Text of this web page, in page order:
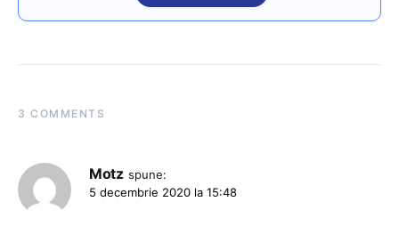
3 COMMENTS
Motz spune:
5 decembrie 2020 la 15:48